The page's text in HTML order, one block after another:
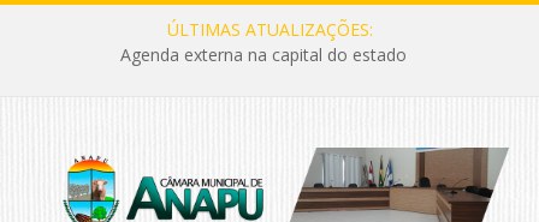
ÚLTIMAS ATUALIZAÇÕES:
Agenda externa na capital do estado